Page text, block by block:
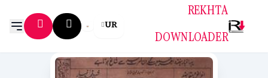
REKHTA
DOWNLOADER
UR